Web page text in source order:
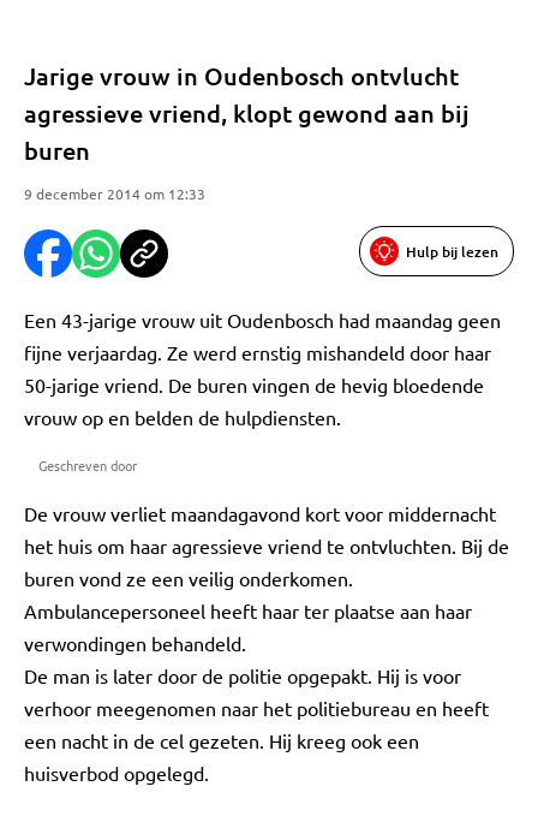
Jarige vrouw in Oudenbosch ontvlucht
agressieve vriend, klopt gewond aan bij
buren
9 december 2014 om 12:33
Hulp bij lezen
Een 43-jarige vrouw uit Oudenbosch had maandag geen
fijne verjaardag. Ze werd ernstig mishandeld door haar
50-jarige vriend. De buren vingen de hevig bloedende
vrouw op en belden de hulpdiensten.
Geschreven door
De vrouw verliet maandagavond kort voor middernacht
het huis om haar agressieve vriend te ontvluchten. Bij de
buren vond ze een veilig onderkomen.
Ambulancepersoneel heeft haar ter plaatse aan haar
verwondingen behandeld.
De man is later door de politie opgepakt. Hij is voor
verhoor meegenomen naar het politiebureau en heeft
een nacht in de cel gezeten. Hij kreeg ook een
huisverbod opgelegd.